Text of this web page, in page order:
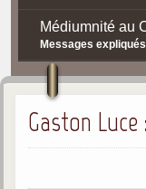
Médiumnité au
Messages
Contact / Accès
Plan d'accès
Spiritisme
Gaston